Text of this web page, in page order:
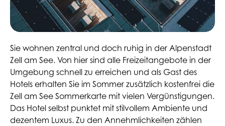
Sie wohnen zentral und doch ruhig in der Alpenstadt
Zell am See. Von hier sind alle Freizeitangebote in der
Umgebung schnell zu erreichen und als Gast des
Hotels erhalten Sie im Sommer zusätzlich kostenfrei die
Zell am See Sommerkarte mit vielen Vergünstigungen.
Das Hotel selbst punktet mit stilvollem Ambiente und
dezentem Luxus. Zu den Annehmlichkeiten zählen